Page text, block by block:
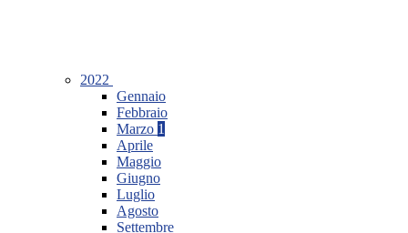
2022
Gennaio
Febbraio
Marzo 1
Aprile
Maggio
Giugno
Luglio
Agosto
Settembre